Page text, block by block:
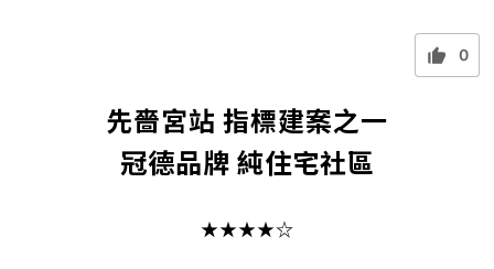
先嗇宮站 指標建案之一
冠德品牌 純住宅社區
0
★★★★☆